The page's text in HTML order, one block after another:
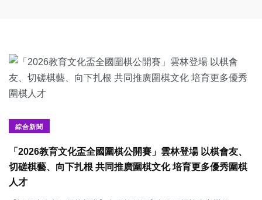
綜合新聞
「2026教育文化盃全國圍棋公開賽」雲林登場 以棋會友、
切磋棋藝、向下扎根 共同推廣圍棋文化 培育更多優秀圍棋
人才